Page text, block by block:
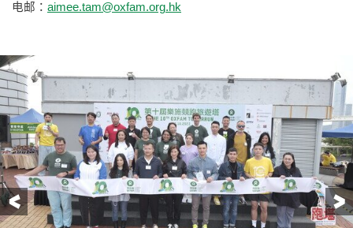
电邮： aimee.tam@oxfam.org.hk
前一頁